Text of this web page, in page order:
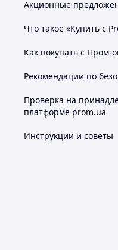
Акционные
Что такое «Купить с
Как покупать с Пром-
Рекомендации по
Проверка на
платформе prom.ua
Инструкции и советы